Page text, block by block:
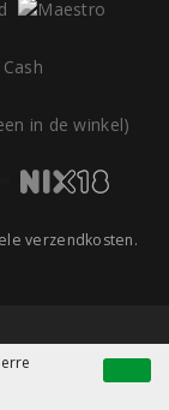
verzendkosten.